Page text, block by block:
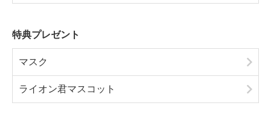
特典プレゼント
マスク
ライオン君マスコット